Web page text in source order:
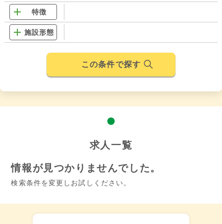
特徴
施設形態
この条件で探す
求人一覧
情報が見つかりませんでした。
検索条件を変更しお試しください。